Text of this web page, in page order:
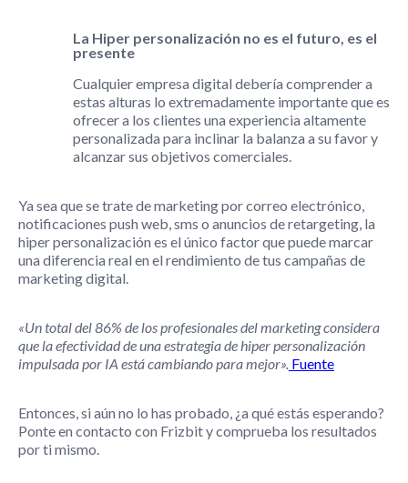
La Hiper personalización no es el futuro, es el
presente
Cualquier empresa digital debería comprender a
estas alturas lo extremadamente importante que es
ofrecer a los clientes una experiencia altamente
personalizada para inclinar la balanza a su favor y
alcanzar sus objetivos comerciales.
Ya sea que se trate de marketing por correo electrónico,
notificaciones push web, sms o anuncios de retargeting, la
hiper personalización es el único factor que puede marcar
una diferencia real en el rendimiento de tus campañas de
marketing digital.
«Un total del 86% de los profesionales del marketing considera
que la efectividad de una estrategia de hiper personalización
impulsada por IA está cambiando para mejor». Fuente
Entonces, si aún no lo has probado, ¿a qué estás esperando?
Ponte en contacto con Frizbit y comprueba los resultados
por ti mismo.